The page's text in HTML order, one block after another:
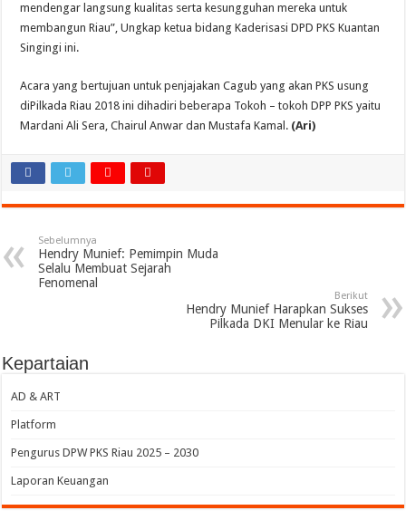
mendengar langsung kualitas serta kesungguhan mereka untuk
membangun Riau”, Ungkap ketua bidang Kaderisasi DPD PKS Kuantan
Singingi ini.
Acara yang bertujuan untuk penjajakan Cagub yang akan PKS usung
diPilkada Riau 2018 ini dihadiri beberapa Tokoh – tokoh DPP PKS yaitu
Mardani Ali Sera, Chairul Anwar dan Mustafa Kamal. (Ari)
Sebelumnya
Hendry Munief: Pemimpin Muda
Selalu Membuat Sejarah
Fenomenal
Berikut
Hendry Munief Harapkan Sukses
Pilkada DKI Menular ke Riau
Kepartaian
AD & ART
Platform
Pengurus DPW PKS Riau 2025 – 2030
Laporan Keuangan